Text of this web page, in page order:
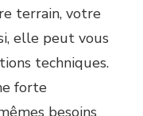
terrain, votre
elle peut vous
techniques.
forte